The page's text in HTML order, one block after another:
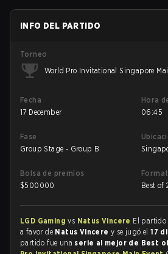
INFO DEL PARTIDO
Torneo
World Pro Invitational Singapore
Fecha
17 December
Hora
06:45
Fase
Group Stage - Group B
Bolsa de premios
$500000
Best of
LGD Gamingvs Natus Vincere El partido
a favor de Natus Vincerey se jugó el17
partido fue una serie al mejor de Best